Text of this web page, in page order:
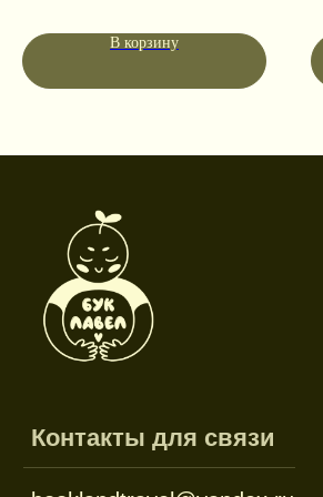
В корзину
Каталог
Новинки
Закладки
Открытки
Наборы
Дневники и трекеры
Отрывные блоки